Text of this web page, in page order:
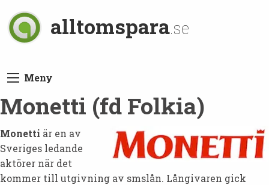
alltomspara.se
Meny
Monetti (fd Folkia)
Monetti är en av
Sveriges ledande
aktörer när det
kommer till utgivning av smslån. Långivaren gick